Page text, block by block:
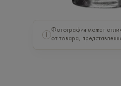
i
Фотография может
от товара,